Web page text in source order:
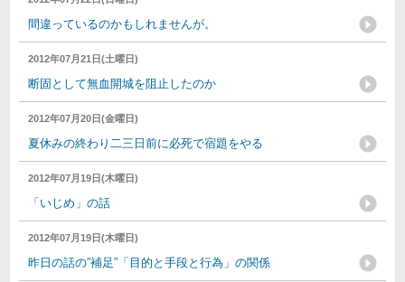
間違っているのかもしれませんが。
2012年07月21日(土曜日)
断固として無血開城を阻止したのか
2012年07月20日(金曜日)
夏休みの終わり二三日前に必死で宿題をやる
2012年07月19日(木曜日)
「いじめ」の話
2012年07月19日(木曜日)
昨日の話の”補足”「目的と手段と行為」の関係